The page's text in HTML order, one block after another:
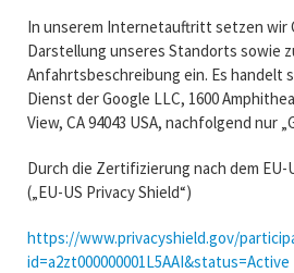
In unserem Internetauftritt setzen wir
Darstellung unseres Standorts sowie
Anfahrtsbeschreibung ein. Es handelt
Dienst der Google LLC, 1600
View, CA 94043 USA, nachfolgend nur
Durch die Zertifizierung nach dem
(„EU-US Privacy Shield“)
https://www.privacyshield.gov/
id=a2zt000000001L5AAI&status=Active